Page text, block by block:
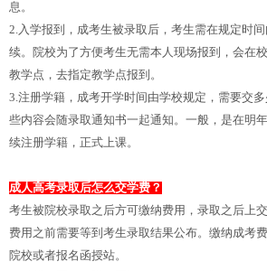
息。
2.入学报到，成考生被录取后，考生需在规定时
续。院校为了方便考生无需本人现场报到，会在
教学点，去指定教学点报到。
3.注册学籍，成考开学时间由学校规定，需要交
些内容会随录取通知书一起通知。一般，是在明
续注册学籍，正式上课。
成人高考录取后怎么交学费？
考生被院校录取之后方可缴纳费用，录取之后上
费用之前需要等到考生录取结果公布。缴纳成考
院校或者报名函授站。